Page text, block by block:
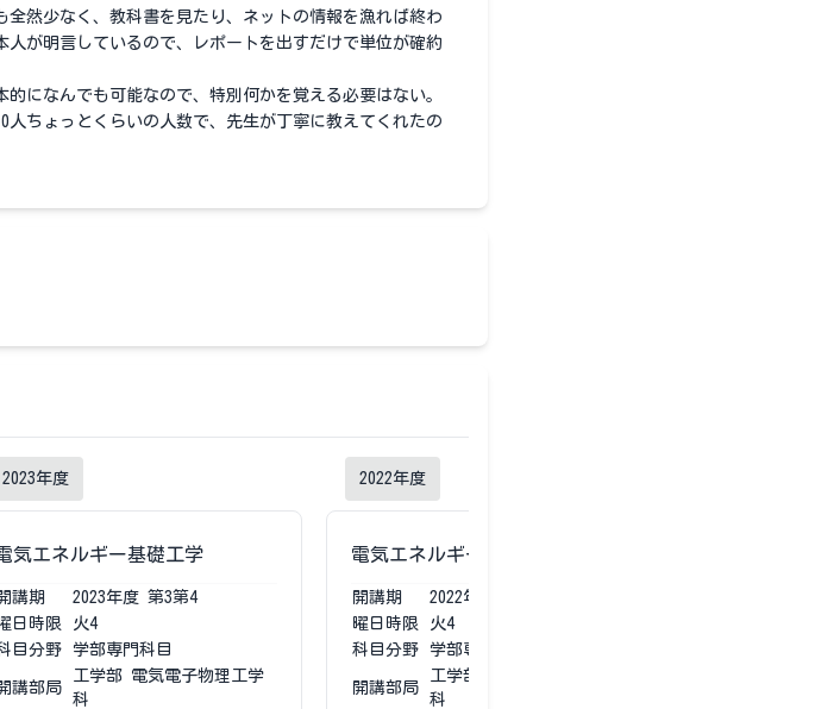
然少なく、教科書を見たり、ネットの情報を漁れば終わ
が明言しているので、レポートを出すだけで単位が確約
になんでも可能なので、特別何かを覚える必要はない。
ちょっとくらいの人数で、先生が丁寧に教えてくれたの
2023年度
気エネルギー基礎工学
講期 2023年度 第3第4
日時限
火4
目分野
学部専門科目
講部局
工学部 電気電子物理工学
科
2022年度
電気エネルギー基礎工学
開講期 2022年度
曜日時限
火4
科目分野
学部専門科目
開講部局
工学部 電気電子物理工学
科